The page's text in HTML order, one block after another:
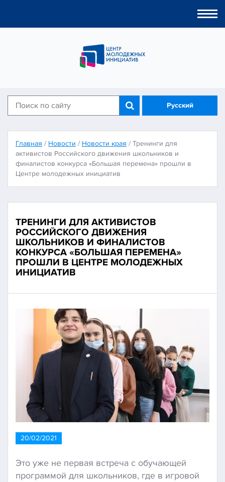
Русский
Главная / Новости / Новости края / Тренинги для
активистов Российского движения школьников и
финалистов конкурса «Большая перемена» прошли в
Центре молодежных инициатив
ТРЕНИНГИ ДЛЯ АКТИВИСТОВ
РОССИЙСКОГО ДВИЖЕНИЯ
ШКОЛЬНИКОВ И ФИНАЛИСТОВ
КОНКУРСА «БОЛЬШАЯ ПЕРЕМЕНА»
ПРОШЛИ В ЦЕНТРЕ МОЛОДЕЖНЫХ
ИНИЦИАТИВ
20/02/2021
Это уже не первая встреча с обучающей
программой для школьников, где в игровой